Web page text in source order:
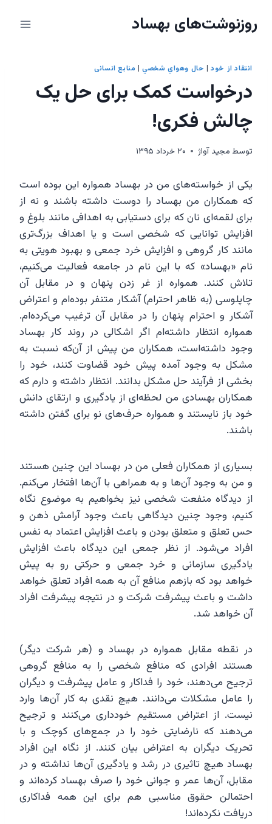
روزنوشت‌های بهساد
انتقاد از خود| حال وهواي شخصي| منابع انسانی
درخواست کمک برای حل یک
چالش فکری!
توسط مجيد آواژ ۲۰ خرداد ۱۳۹۵
یکی از خواسته‌های من در بهساد همواره این بوده است
که همکاران من بهساد را دوست داشته باشند و نه از
برای لقمه‌ای نان که برای دستیابی به اهدافی مانند بلوغ و
افزایش توانایی که شخصی است و یا اهداف بزرگ‌تری
مانند کار گروهی و افزایش خرد جمعی و بهبود هویتی به
نام «بهساد» که با این نام در جامعه فعالیت می‌کنیم،
تلاش کنند. همواره از غر زدن پنهان و در مقابل آن
چاپلوسی (به ظاهر احترام) آشکار متنفر بوده‌ام و اعتراض
آشکار و احترام پنهان را در مقابل آن ترغیب می‌کرده‌ام.
همواره انتظار داشته‌ام اگر اشکالی در روند کار بهساد
وجود داشته‌است، همکاران من پیش از آن‌که نسبت به
مشکل به وجود آمده پیش خود قضاوت کنند، خود را
بخشی از فرآیند حل مشکل بدانند. انتظار داشته و دارم که
همکاران بهسادی من لحظه‌ای از یادگیری و ارتقای دانش
خود باز نایستند و همواره حرف‌های نو برای گفتن داشته
باشند.
بسیاری از همکاران فعلی من در بهساد این چنین هستند
و من به وجود آن‌ها و به همراهی با آن‌‌ها افتخار می‌کنم.
از دیدگاه منفعت شخصی نیز بخواهیم به موضوع نگاه
کنیم، وجود چنین دیدگاهی باعث وجود آرامش ذهن و
حس تعلق و متعلق بودن و باعث افزایش اعتماد به نفس
افراد می‌شود. از نظر جمعی این دیدگاه باعث افزایش
یادگیری سازمانی و خرد جمعی و حرکتی رو به پیش
خواهد بود که بازهم منافع آن به همه افراد تعلق خواهد
داشت و باعث پیشرفت شرکت و در نتیجه پیشرفت افراد
آن خواهد شد.
در نقطه مقابل همواره در بهساد و (هر شرکت دیگر)
هستند افرادی که منافع شخصی را به منافع گروهی
ترجیح می‌دهند، خود را فداکار و عامل پیشرفت و دیگران
را عامل مشکلات می‌دانند. هیچ نقدی به کار آن‌ها وارد
نیست. از اعتراض مستقیم خودداری می‌کنند و ترجیح
می‌دهند که نارضایتی خود را در جمع‌های کوچک و با
تحریک دیگران به اعتراض بیان کنند. از نگاه این افراد
بهساد هیچ تاثیری در رشد و یادگیری آن‌ها نداشته و در
مقابل، آن‌ها عمر و جوانی خود را صرف بهساد کرده‌اند و
احتمالن حقوق مناسبی هم برای این همه فداکاری
دریافت نکرده‌اند!